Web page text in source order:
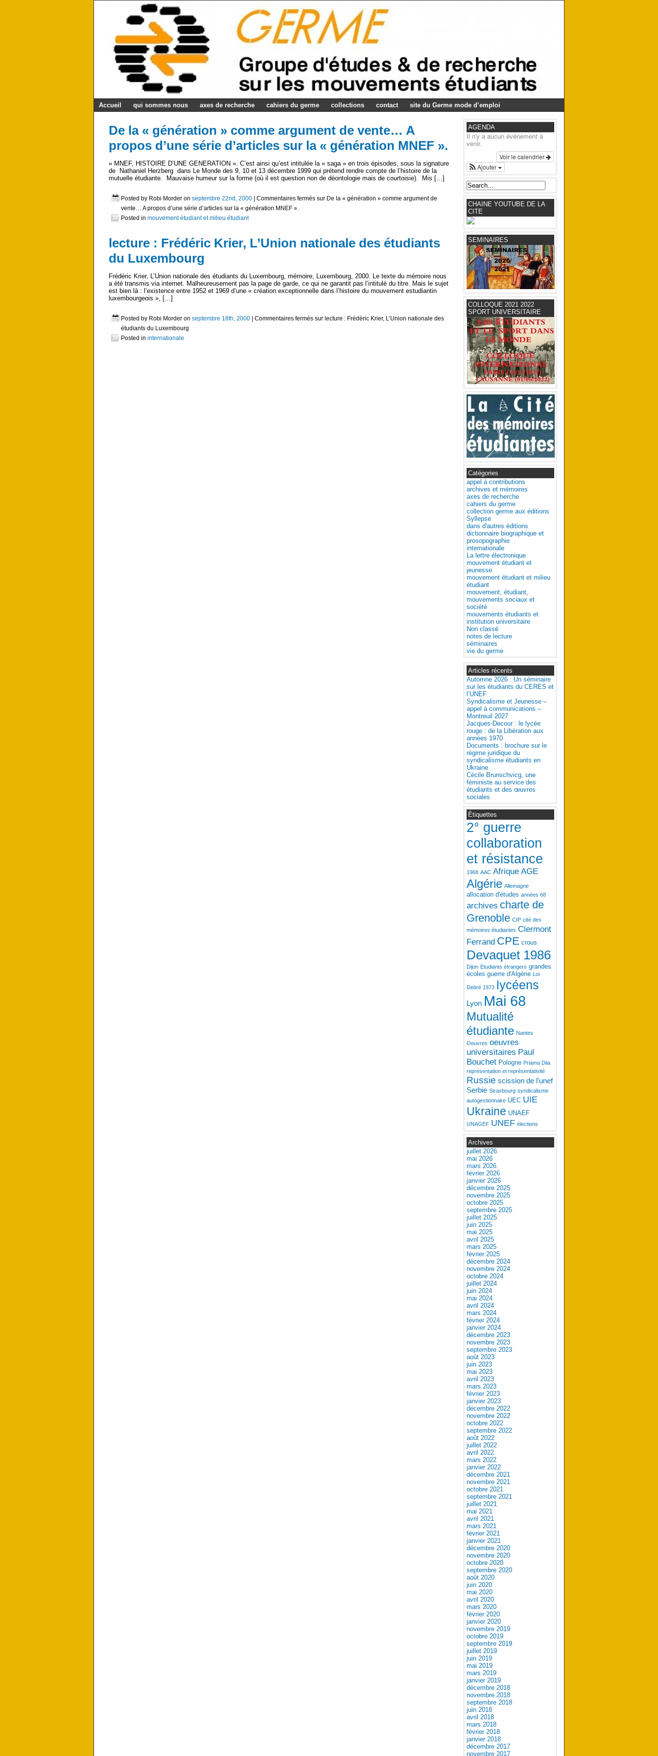
Accueil qui sommes nous axes de recherche cahiers du germe collections contact site du Germe mode d’emploi
De la « génération » comme argument de vente… A
propos d’une série d’articles sur la « génération MNEF ».
« MNEF, HISTOIRE D’UNE GENERATION ». C’est ainsi qu’est intitulée la « saga » en trois épisodes, sous la signature
de Nathaniel Herzberg dans Le Monde des 9, 10 et 13 décembre 1999 qui prétend rendre compte de l’histoire de la
mutuelle étudiante. Mauvaise humeur sur la forme (où il est question non de déontologie mais de courtoisie). Mis […]
Posted by Robi Morder on septembre 22nd, 2000 Commentaires fermés sur De la « génération » comme argument de
vente… A propos d’une série d’articles sur la « génération MNEF ».
Posted in mouvement étudiant et milieu étudiant
lecture : Frédéric Krier, L’Union nationale des étudiants
du Luxembourg
Frédéric Krier, L’Union nationale des étudiants du Luxembourg, mémoire, Luxembourg, 2000. Le texte du mémoire nous
a été transmis via internet. Malheureusement pas la page de garde, ce qui ne garantit pas l’intitulé du titre. Mais le sujet
est bien là : l’existence entre 1952 et 1969 d’une « création exceptionnelle dans l’histoire du mouvement estudiantin
luxembourgeois », […]
Posted by Robi Morder on septembre 18th, 2000 Commentaires fermés sur lecture : Frédéric Krier, L’Union nationale des
étudiants du Luxembourg
Posted in internationale
AGENDA
Il n'y a aucun événement à
venir.
Voir le calendrier
Ajouter
CHAINE YOUTUBE DE LA
CITE
SEMINAIRES
COLLOQUE 2021 2022
SPORT UNIVERSITAIRE
Catégories
appel à contributions
archives et mémoires
axes de recherche
cahiers du germe
collection germe aux éditions
Syllepse
dans d'autres éditions
dictionnaire biographique et
prosopographie
internationale
La lettre électronique
mouvement étudiant et
jeunesse
mouvement étudiant et milieu
étudiant
mouvement, étudiant,
mouvements sociaux et
société
mouvements étudiants et
institution universitaire
Non classé
notes de lecture
séminaires
vie du germe
Articles récents
Automne 2026 : Un séminaire
sur les étudiants du CERES et
l’UNEF
Syndicalisme et Jeunesse –
appel à communications –
Montreuil 2027
Jacques-Decour : le lycée
rouge : de la Libération aux
années 1970
Documents : brochure sur le
régime juridique du
syndicalisme étudiants en
Ukraine
Cécile Brunschvicg, une
féministe au service des
étudiants et des œuvres
sociales
Étiquettes
2° guerre
collaboration
et résistance
1968 AAC Afrique AGE
Algérie Allemagne
allocation d'études années 68
archives charte de
Grenoble CIP cité des
mémoires étudiantes Clermont
Ferrand CPE crous
Devaquet 1986
Dijon Etudiants étrangers grandes
écoles guerre d'Algérie Loi
Debré 1973 lycéens
Lyon Mai 68
Mutualité
étudiante Nantes
Oeuvres oeuvres
universitaires Paul
Bouchet Pologne Priama Diia
représentation et représentativité
Russie scission de l'unef
Serbie Strasbourg syndicalisme
autogestionnaire UEC UIE
Ukraine UNAEF
UNAGEF UNEF élections
Archives
juillet 2026
mai 2026
mars 2026
février 2026
janvier 2026
décembre 2025
novembre 2025
octobre 2025
septembre 2025
juillet 2025
juin 2025
mai 2025
avril 2025
mars 2025
février 2025
décembre 2024
novembre 2024
octobre 2024
juillet 2024
juin 2024
mai 2024
avril 2024
mars 2024
février 2024
janvier 2024
décembre 2023
novembre 2023
septembre 2023
août 2023
juin 2023
mai 2023
avril 2023
mars 2023
février 2023
janvier 2023
décembre 2022
novembre 2022
octobre 2022
septembre 2022
août 2022
juillet 2022
avril 2022
mars 2022
janvier 2022
décembre 2021
novembre 2021
octobre 2021
septembre 2021
juillet 2021
mai 2021
avril 2021
mars 2021
février 2021
janvier 2021
décembre 2020
novembre 2020
octobre 2020
septembre 2020
août 2020
juin 2020
mai 2020
avril 2020
mars 2020
février 2020
janvier 2020
novembre 2019
octobre 2019
septembre 2019
juillet 2019
juin 2019
mai 2019
mars 2019
janvier 2019
décembre 2018
novembre 2018
septembre 2018
juin 2018
avril 2018
mars 2018
février 2018
janvier 2018
décembre 2017
novembre 2017